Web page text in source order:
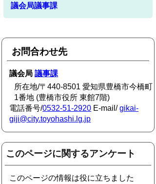
議会局議事課
お問合わせ先
議会局議事課
所在地/〒440-8501 愛知県豊橋市今橋町
1番地 (豊橋市役所 東館7階)
電話番号/0532-51-2920 E-mail/gikai-
giji@city.toyohashi.lg.jp
このページに関するアンケート
このページの情報は役に立ちました